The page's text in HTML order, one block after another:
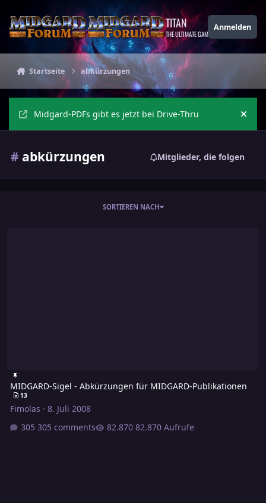
TITAN
THE ULTIMATE GAMING THEME
Anmelden
Startseite abkürzungen
Midgard-PDFs gibt es jetzt bei Drive-Thru
# abkürzungen Mitglieder, die folgen
SORTIEREN NACH
MIDGARD-Sigel - Abkürzungen für MIDGARD-Publikationen
13
Fimolas · 8. Juli 2008
305 comments
82.870 Aufrufe